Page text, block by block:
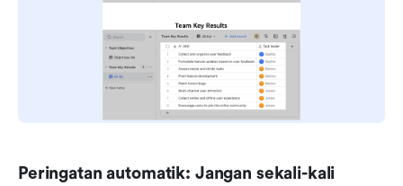
Peringatan automatik: Jangan sekali-kali